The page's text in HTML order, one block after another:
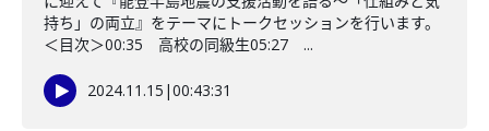
持ち」の両立』をテーマにトークセッションを行います。
＜目次＞00:35 高校の同級生05:27 ...
2024.11.15 |00:43:31